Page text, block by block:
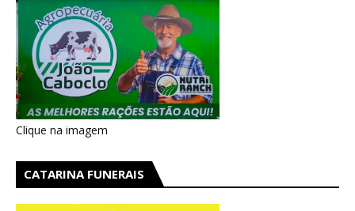
Clique na imagem
CATARINA FUNERAIS